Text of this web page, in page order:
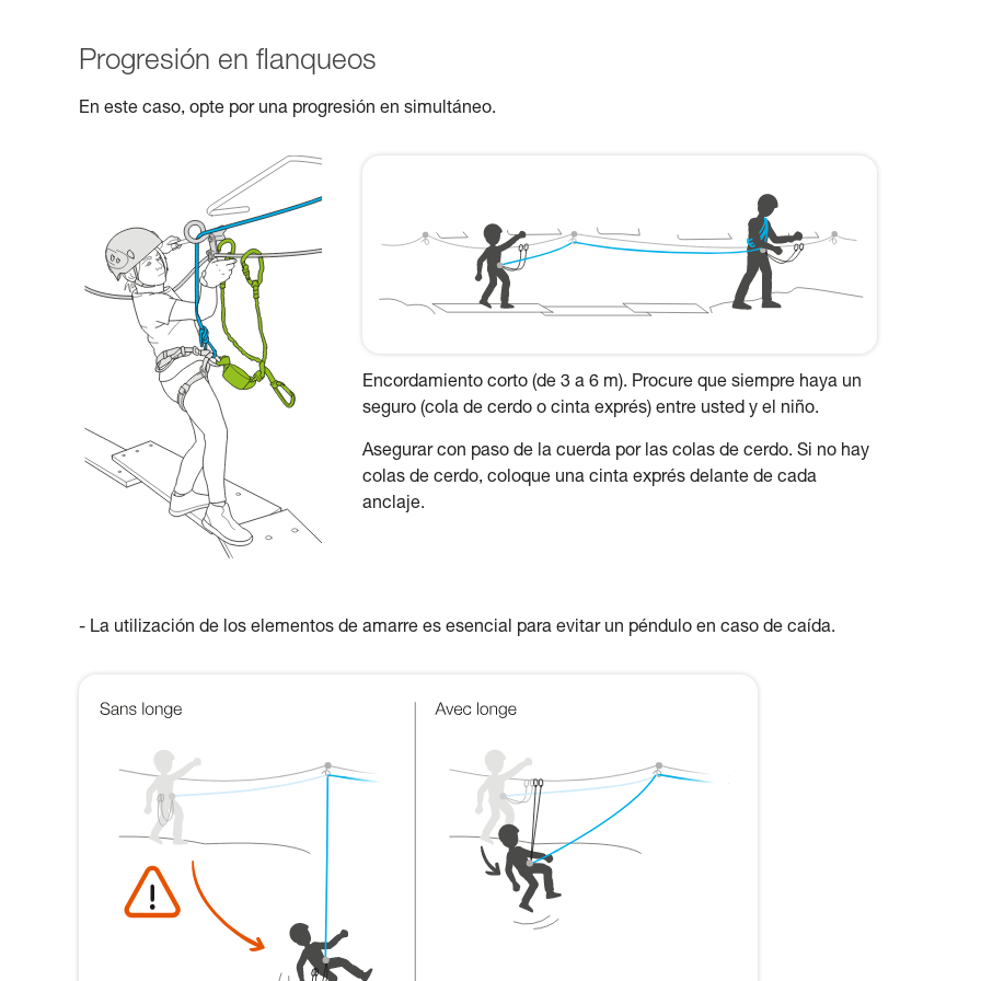
Progresión en flanqueos
En este caso, opte por una progresión en simultáneo.
Encordamiento corto (de 3 a 6 m). Procure que siempre haya un
seguro (cola de cerdo o cinta exprés) entre usted y el niño.
Asegurar con paso de la cuerda por las colas de cerdo. Si no hay
colas de cerdo, coloque una cinta exprés delante de cada
anclaje.
- La utilización de los elementos de amarre es esencial para evitar un péndulo en caso de caída.